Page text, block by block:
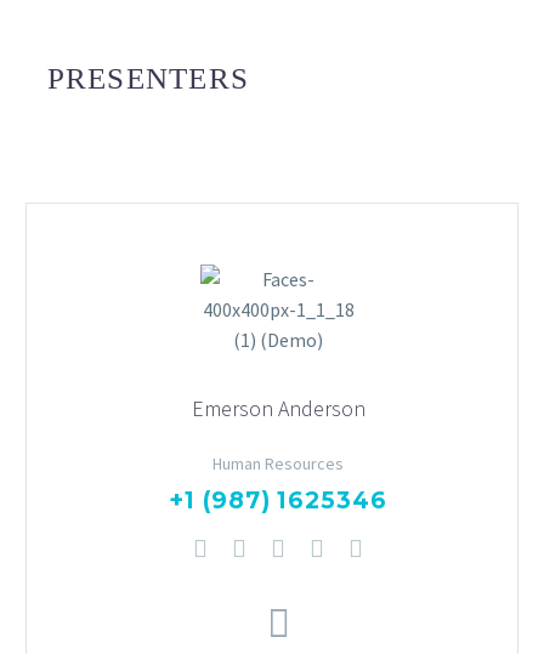
PRESENTERS
Emerson Anderson
Human Resources
+1 (987) 1625346